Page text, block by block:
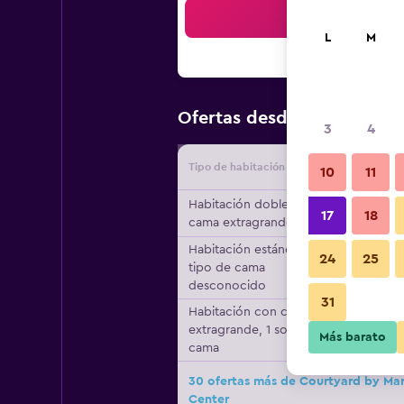
Ofertas desde Oferta
Tipo de habitación
Habitación doble, 1
cama extragrande
Habitación estándar,
tipo de cama
desconocido
Habitación con cama
extragrande, 1 sofá
cama
30 ofertas más de Courtyard by
Center
L M
3 4
10 11
17 18
24 25
31
Más barato